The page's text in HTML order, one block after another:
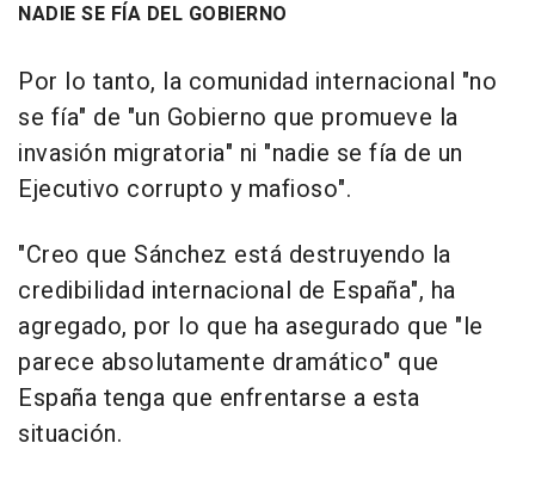
NADIE SE FÍA DEL GOBIERNO
Por lo tanto, la comunidad internacional "no
se fía" de "un Gobierno que promueve la
invasión migratoria" ni "nadie se fía de un
Ejecutivo corrupto y mafioso".
"Creo que Sánchez está destruyendo la
credibilidad internacional de España", ha
agregado, por lo que ha asegurado que "le
parece absolutamente dramático" que
España tenga que enfrentarse a esta
situación.